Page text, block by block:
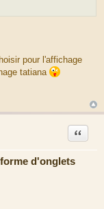
pour l'affichage
tatiana
d'onglets
Citation